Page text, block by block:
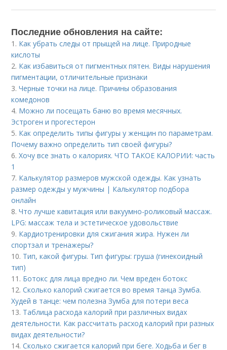
Последние обновления на сайте:
1. Как убрать следы от прыщей на лице. Природные
кислоты
2. Как избавиться от пигментных пятен. Виды нарушения
пигментации, отличительные признаки
3.Черные точки на лице. Причины образования
комедонов
4. Можно ли посещать баню во время месячных.
Эстроген и прогестерон
5. Как определить типы фигуры у женщин по параметрам.
Почему важно определить тип своей фигуры?
6.Хочу все знать о калориях. ЧТО ТАКОЕ КАЛОРИИ: часть
1
7. Калькулятор размеров мужской одежды. Как узнать
размер одежды у мужчины | Калькулятор подбора
онлайн
8.Что лучше кавитация или вакуумно-роликовый массаж.
LPG: массаж тела и эстетическое удовольствие
9. Кардиотренировки для сжигания жира. Нужен ли
спортзал и тренажеры?
10. Тип, какой фигуры. Тип фигуры: груша (гинекоидный
тип)
11. Ботокс для лица вредно ли. Чем вреден ботокс
12.Сколько калорий сжигается во время танца Зумба.
Худей в танце: чем полезна Зумба для потери веса
13. Таблица расхода калорий при различных видах
деятельности. Как рассчитать расход калорий при разных
видах деятельности?
14.Сколько сжигается калорий при беге. Ходьба и бег в